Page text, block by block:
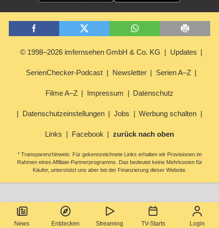
News Entdecken Streaming TV-Starts Login
© 1998–2026 imfernsehen GmbH & Co. KG Updates
SerienChecker-Podcast Newsletter Serien A–Z
Filme A–Z Impressum Datenschutz
Datenschutzeinstellungen Jobs Werbung schalten
Links Facebook zurück nach oben
* Transparenzhinweis: Für gekennzeichnete Links erhalten wir Provisionen im
Rahmen eines Affiliate-Partnerprogramms. Das bedeutet keine Mehrkosten für
Käufer, unterstützt uns aber bei der Finanzierung dieser Website.